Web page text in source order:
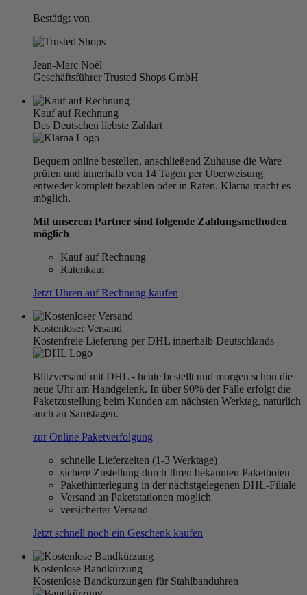
Bestätigt von
Jean-Marc Noël
Geschäftsführer Trusted Shops GmbH
Kauf auf Rechnung
Des Deutschen liebste Zahlart
Bequem online bestellen, anschließend Zuhause die Ware
prüfen und innerhalb von 14 Tagen per Überweisung
entweder komplett bezahlen oder in Raten. Klarna macht es
möglich.
Mit unserem Partner sind folgende Zahlungsmethoden
möglich
Kauf auf Rechnung
Ratenkauf
Jetzt Uhren auf Rechnung kaufen
Kostenloser Versand
Kostenfreie Lieferung per DHL innerhalb Deutschlands
Blitzversand mit DHL - heute bestellt und morgen schon die
neue Uhr am Handgelenk. In über 90% der Fälle erfolgt die
Paketzustellung beim Kunden am nächsten Werktag, natürlich
auch an Samstagen.
zur Online Paketverfolgung
schnelle Lieferzeiten (1-3 Werktage)
sichere Zustellung durch Ihren bekannten Paketboten
Pakethinterlegung in der nächstgelegenen DHL-Filiale
Versand an Paketstationen möglich
versicherter Versand
Jetzt schnell noch ein Geschenk kaufen
Kostenlose Bandkürzung
Kostenlose Bandkürzungen für Stahlbanduhren